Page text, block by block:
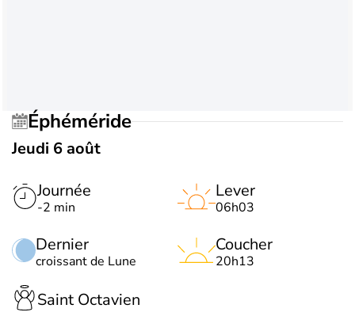
Éphéméride
Jeudi 6 août
Journée
-2 min
Dernier
croissant de Lune
Lever
06h03
Coucher
20h13
Saint Octavien